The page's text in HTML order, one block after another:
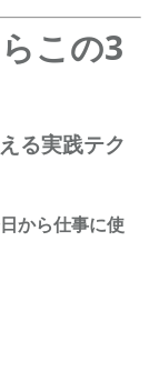
この3
る実践テク
から仕事に使